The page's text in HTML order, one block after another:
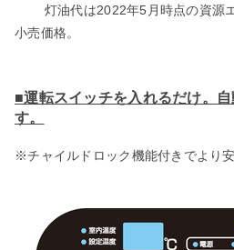
灯油代は2022年5月時点の資源エ
小売価格。
■運転スイッチを入れるだけ。
す。
※チャイルドロック機能付きでより